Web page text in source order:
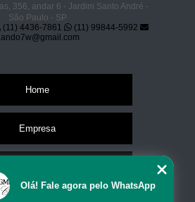
356, andar 6 - Jardim Santo André -
São Paulo - SP
(11) 4436-7861
(11) 99844-5992
Home
Empresa
Olá! Fale agora pelo WhatsApp